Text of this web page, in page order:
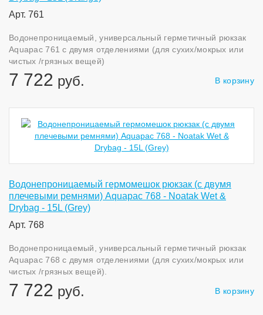
Арт. 761
Водонепроницаемый, универсальный герметичный рюкзак
Aquapac 761 с двумя отделениями (для сухих/мокрых или
чистых /грязных вещей)
7 722 руб. В корзину
Водонепроницаемый гермомешок рюкзак (с двумя
плечевыми ремнями) Aquapac 768 - Noatak Wet &
Drybag - 15L (Grey)
Арт. 768
Водонепроницаемый, универсальный герметичный рюкзак
Aquapac 768 с двумя отделениями (для сухих/мокрых или
чистых /грязных вещей).
7 722 руб. В корзину